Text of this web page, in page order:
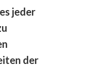
jeder
der